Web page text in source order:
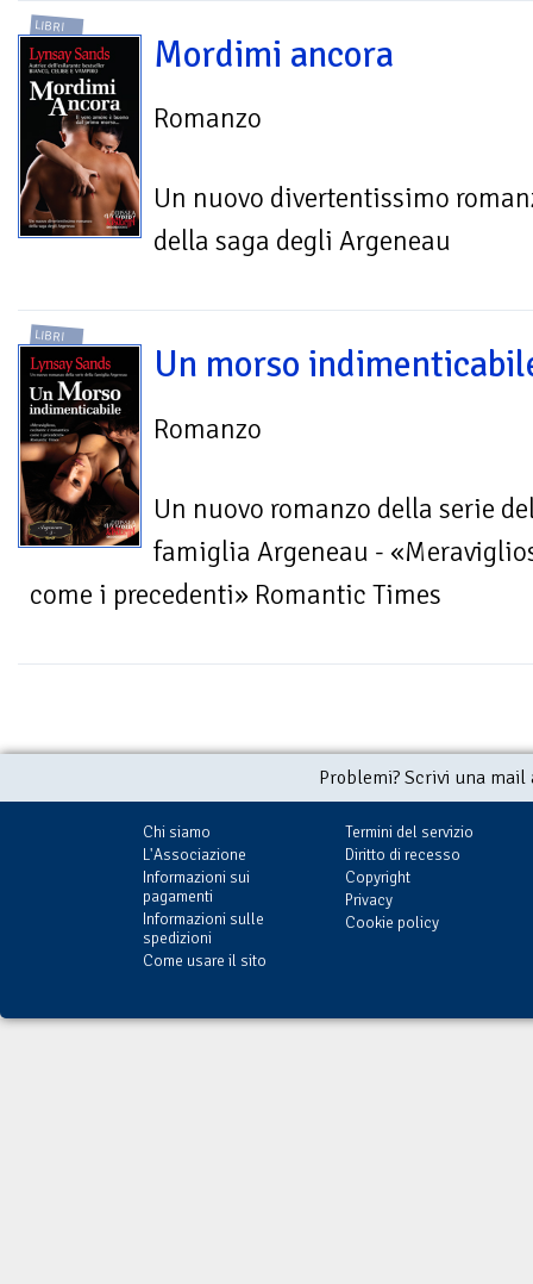
LIBRI
Mordimi ancora
Romanzo
Un nuovo divertentissimo
della saga degli Argeneau
LIBRI
Un morso
Romanzo
Un nuovo romanzo della serie
famiglia Argeneau -
come i precedenti» Romantic Times
Problemi? Scrivi una
Chi siamo
L'Associazione
Informazioni sui
pagamenti
Informazioni sulle
spedizioni
Come usare il sito
Termini del servizio
Diritto di recesso
Copyright
Privacy
Cookie policy